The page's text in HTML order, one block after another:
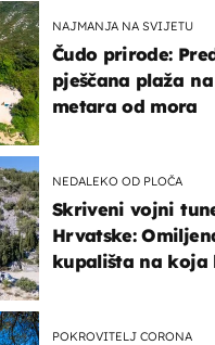
NAJMANJA NA SVIJETU
Čudo prirode:
pješčana plaža
metara od mora
NEDALEKO OD PLOČA
Skriveni vojni
Hrvatske:
kupališta na koja
POKROVITELJ CORONA